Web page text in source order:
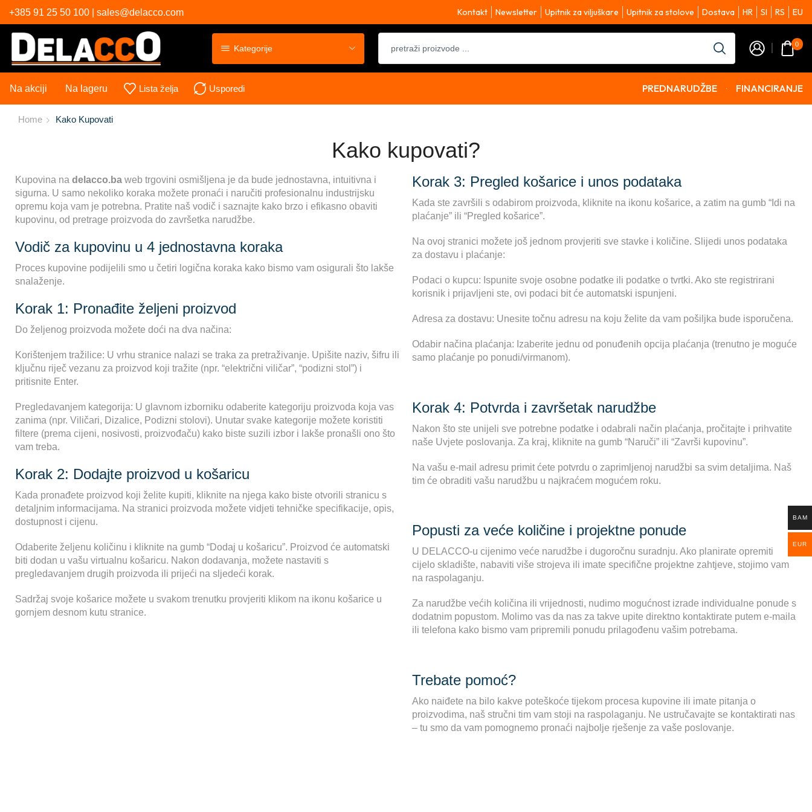
+385 91 25 50 100 | sales@delacco.com Kontakt Newsletter Upitnik za viljuškare Upitnik za stolove Dostava HR SI RS EU
Kategorije 0
Na akciji Na lageru Lista želja Usporedi PREDNARUDŽBE FINANCIRANJE
Home Kako Kupovati
Kako kupovati?
Kupovina na delacco.ba web trgovini osmišljena je da bude jednostavna, intuitivna i
sigurna. U samo nekoliko koraka možete pronaći i naručiti profesionalnu industrijsku
opremu koja vam je potrebna. Pratite naš vodič i saznajte kako brzo i efikasno obaviti
kupovinu, od pretrage proizvoda do završetka narudžbe.
Vodič za kupovinu u 4 jednostavna koraka
Proces kupovine podijelili smo u četiri logična koraka kako bismo vam osigurali što lakše
snalaženje.
Korak 1: Pronađite željeni proizvod
Do željenog proizvoda možete doći na dva načina:
Korištenjem tražilice: U vrhu stranice nalazi se traka za pretraživanje. Upišite naziv, šifru ili
ključnu riječ vezanu za proizvod koji tražite (npr. “električni viličar”, “podizni stol”) i
pritisnite Enter.
Pregledavanjem kategorija: U glavnom izborniku odaberite kategoriju proizvoda koja vas
zanima (npr. Viličari, Dizalice, Podizni stolovi). Unutar svake kategorije možete koristiti
filtere (prema cijeni, nosivosti, proizvođaču) kako biste suzili izbor i lakše pronašli ono što
vam treba.
Korak 2: Dodajte proizvod u košaricu
Kada pronađete proizvod koji želite kupiti, kliknite na njega kako biste otvorili stranicu s
detaljnim informacijama. Na stranici proizvoda možete vidjeti tehničke specifikacije, opis,
dostupnost i cijenu.
Odaberite željenu količinu i kliknite na gumb “Dodaj u košaricu”. Proizvod će automatski
biti dodan u vašu virtualnu košaricu. Nakon dodavanja, možete nastaviti s
pregledavanjem drugih proizvoda ili prijeći na sljedeći korak.
Sadržaj svoje košarice možete u svakom trenutku provjeriti klikom na ikonu košarice u
gornjem desnom kutu stranice.
Korak 3: Pregled košarice i unos podataka
Kada ste završili s odabirom proizvoda, kliknite na ikonu košarice, a zatim na gumb “Idi na
plaćanje” ili “Pregled košarice”.
Na ovoj stranici možete još jednom provjeriti sve stavke i količine. Slijedi unos podataka
za dostavu i plaćanje:
Podaci o kupcu: Ispunite svoje osobne podatke ili podatke o tvrtki. Ako ste registrirani
korisnik i prijavljeni ste, ovi podaci bit će automatski ispunjeni.
Adresa za dostavu: Unesite točnu adresu na koju želite da vam pošiljka bude isporučena.
Odabir načina plaćanja: Izaberite jednu od ponuđenih opcija plaćanja (trenutno je moguće
samo plaćanje po ponudi/virmanom).
Korak 4: Potvrda i završetak narudžbe
Nakon što ste unijeli sve potrebne podatke i odabrali način plaćanja, pročitajte i prihvatite
naše Uvjete poslovanja. Za kraj, kliknite na gumb “Naruči” ili “Završi kupovinu”.
Na vašu e-mail adresu primit ćete potvrdu o zaprimljenoj narudžbi sa svim detaljima. Naš
tim će obraditi vašu narudžbu u najkraćem mogućem roku.
Popusti za veće količine i projektne ponude
U DELACCO-u cijenimo veće narudžbe i dugoročnu suradnju. Ako planirate opremiti
cijelo skladište, nabaviti više strojeva ili imate specifične projektne zahtjeve, stojimo vam
na raspolaganju.
Za narudžbe većih količina ili vrijednosti, nudimo mogućnost izrade individualne ponude s
dodatnim popustom. Molimo vas da nas za takve upite direktno kontaktirate putem e-maila
ili telefona kako bismo vam pripremili ponudu prilagođenu vašim potrebama.
Trebate pomoć?
Ako naiđete na bilo kakve poteškoće tijekom procesa kupovine ili imate pitanja o
proizvodima, naš stručni tim vam stoji na raspolaganju. Ne ustručavajte se kontaktirati nas
– tu smo da vam pomognemo pronaći najbolje rješenje za vaše poslovanje.
BAM
EUR